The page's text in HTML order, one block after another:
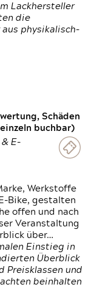
Lackhersteller
die
aus physikalisch-
Schäden
buchbar)
& E-
Werkstoffe
Bike, gestalten
offen und nach
Veranstaltung
über…
Einstieg in
Überblick
Preisklassen und
beinhalten